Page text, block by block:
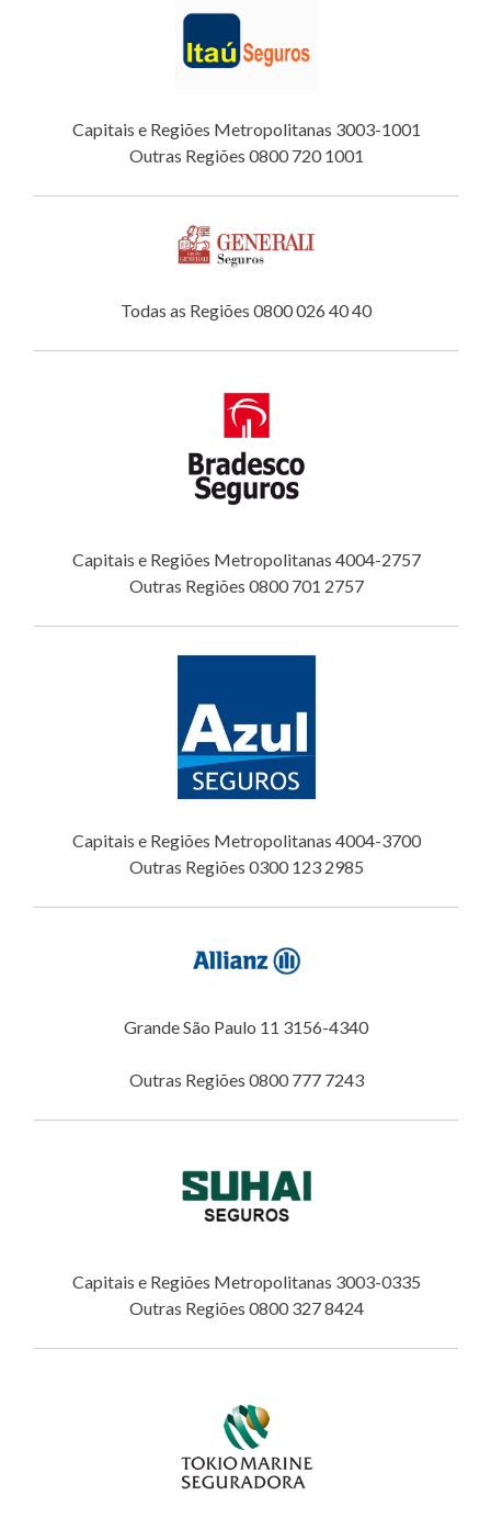
Capitais e Regiões Metropolitanas 3003-1001
Outras Regiões 0800 720 1001
Todas as Regiões 0800 026 40 40
Capitais e Regiões Metropolitanas 4004-2757
Outras Regiões 0800 701 2757
Capitais e Regiões Metropolitanas 4004-3700
Outras Regiões 0300 123 2985
Grande São Paulo 11 3156-4340
Outras Regiões 0800 777 7243
Capitais e Regiões Metropolitanas 3003-0335
Outras Regiões 0800 327 8424